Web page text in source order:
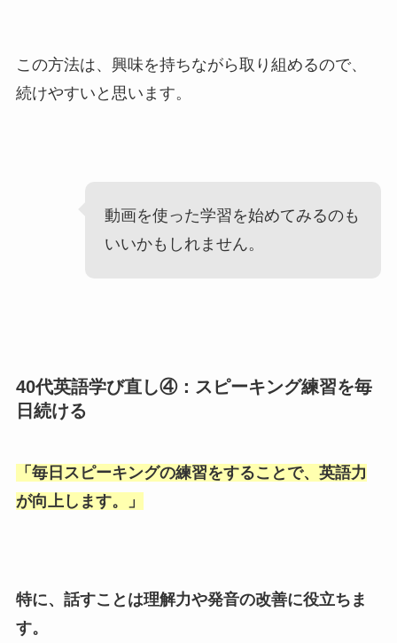
この方法は、興味を持ちながら取り組めるので、
続けやすいと思います。
動画を使った学習を始めてみるのも
いいかもしれません。
40代英語学び直し④：スピーキング練習を毎
日続ける
「 毎日スピーキングの練習をすることで、英語力
が向上します。
」
特に、話すことは理解力や発音の改善に役立ちま
す。